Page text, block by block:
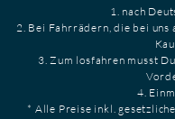
1. nach
2. Bei Fahrrädern, die bei uns
3. Zum losfahren musst
4.
* Alle Preise inkl.